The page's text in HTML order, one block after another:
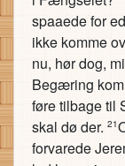
spaaede for
ikke komme
nu, hør dog,
Begæring
føre tilbage til
skal dø der. 21
forvarede